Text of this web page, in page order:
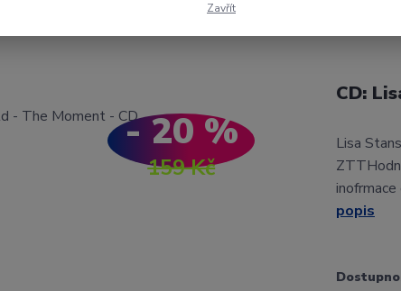
159 Kč
- 20 %
CD:
Lisa
popis
Zavřít